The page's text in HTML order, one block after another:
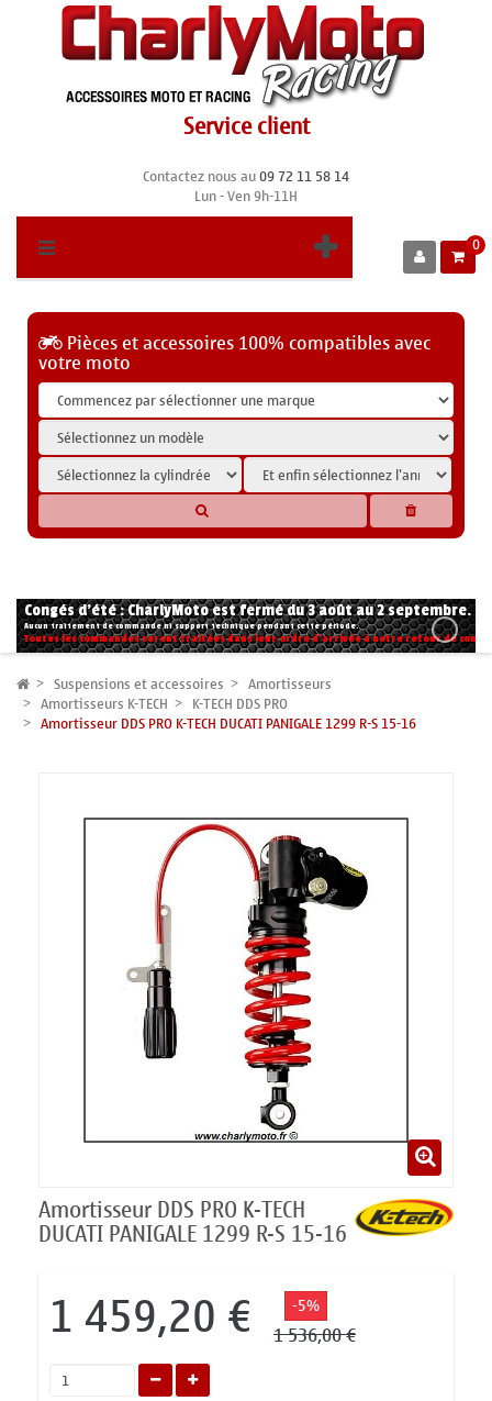
Service client
Contactez nous au09 72 11 58 14
Lun - Ven 9h-11H
0
Pièces et accessoires 100% compatibles avec
votre moto
Congés d'été : CharlyMoto est fermé du 3 août au 2 septembre.
Aucun traitement de commande ni support technique pendant cette période.
Toutes les commandes seront traitées dans leur ordre d'arrivée à notre retour de
Suspensions et accessoires Amortisseurs
Amortisseurs K-TECH K-TECH DDS PRO
Amortisseur DDS PRO K-TECH DUCATI PANIGALE 1299 R-S 15-16
Amortisseur DDS PRO K-TECH
DUCATI PANIGALE 1299 R-S 15-16
1 459,20 € -5%
1 536,00 €